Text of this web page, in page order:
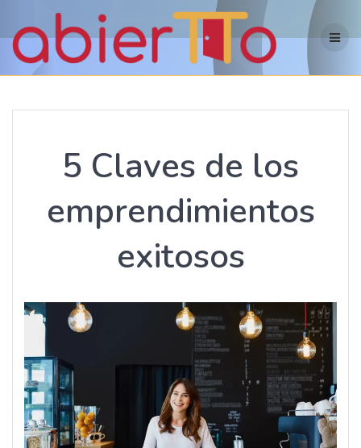
Skip
to
content
5 Claves de los
emprendimientos
exitosos